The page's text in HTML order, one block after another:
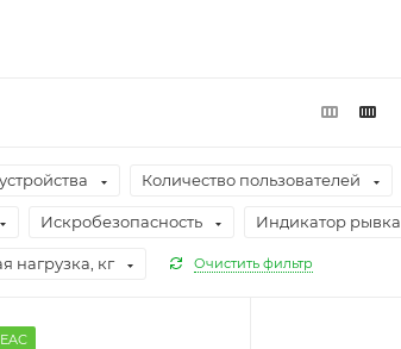
Количество пользователей
Искробезопасность Индикатор рывка
нагрузка, кг Очистить фильтр
EAC